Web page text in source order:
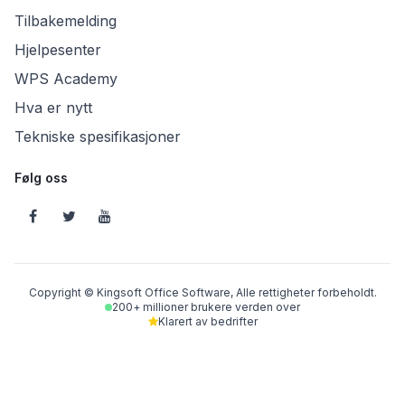
Tilbakemelding
Hjelpesenter
WPS Academy
Hva er nytt
Tekniske spesifikasjoner
Følg oss
Copyright © Kingsoft Office Software, Alle rettigheter forbeholdt.
200+ millioner brukere verden over
Klarert av bedrifter